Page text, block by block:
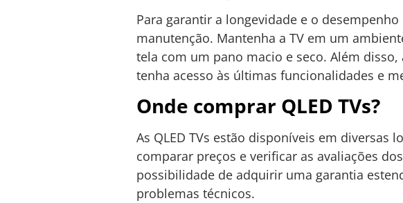
Para garantir a longevidade e o
manutenção. Mantenha a TV em um
tela com um pano macio e seco. Além
tenha acesso às últimas funcionalidades e
Onde comprar QLED TVs?
As QLED TVs estão disponíveis em
comparar preços e verificar as avaliações
possibilidade de adquirir uma garantia
problemas técnicos.